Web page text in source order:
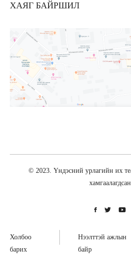
ХАЯГ БАЙРШИЛ
© 2023. Үндэсний урлагийн их
хамгаалагдсан
Холбоо
барих
Нээлттэй ажлын
байр